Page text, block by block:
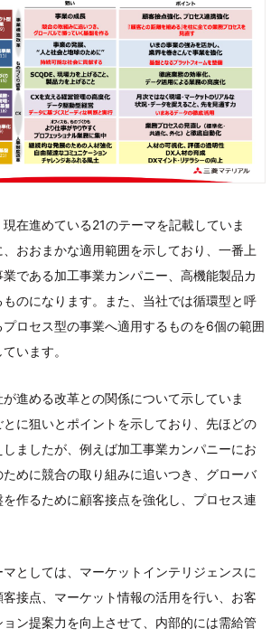
在進めている21のテーマを記載していま
おおまかな適用範囲を示しており、一番上
である加工事業カンパニー、高機能製品カ
のになります。また、当社では循環型と呼
ロセス型の事業へ適用するものを6個の範囲
います。
進める改革との関係について示していま
に狙いとポイントを示しており、先ほどの
ましたが、例えば加工事業カンパニーにお
めに競合の取り組みに追いつき、グローバ
作るために顧客接点を強化し、プロセス連
としては、マーケットインテリジェンスに
接点、マーケット情報の活用を行い、お客
ン提案力を向上させて、内部的には需給管